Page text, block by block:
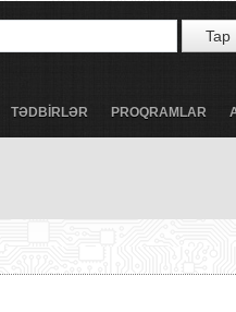
Tap
TƏDBİRLƏR PROQRAMLAR